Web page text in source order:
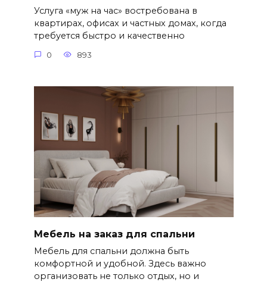
Услуга «муж на час» востребована в
квартирах, офисах и частных домах, когда
требуется быстро и качественно
0 893
Мебель на заказ для спальни
Мебель для спальни должна быть
комфортной и удобной. Здесь важно
организовать не только отдых, но и